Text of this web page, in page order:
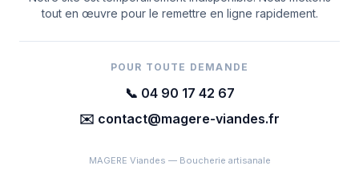
tout en œuvre pour le remettre en ligne rapidement.
POUR TOUTE DEMANDE
📞 04 90 17 42 67
✉️ contact@magere-viandes.fr
MAGERE Viandes — Boucherie artisanale